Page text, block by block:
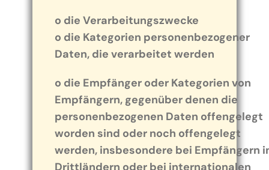
o die Verarbeitungszwecke
o die Kategorien personenbezogener
Daten, die verarbeitet werden
o die Empfänger oder Kategorien von
Empfängern, gegenüber denen die
personenbezogenen Daten offengelegt
worden sind oder noch offengelegt
werden, insbesondere bei Empfängern